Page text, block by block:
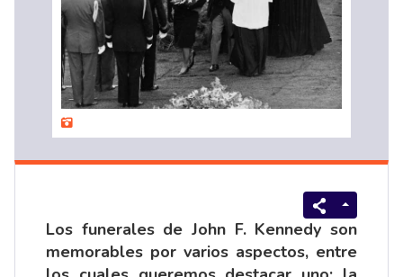
Los funerales de John F. Kennedy son
memorables por varios aspectos, entre